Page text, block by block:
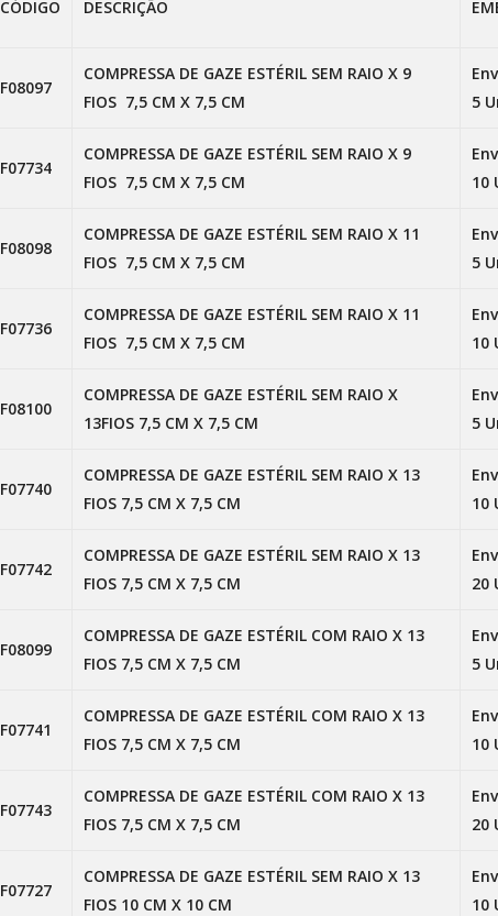
CÓDIGO DESCRIÇÃO
F08097
COMPRESSA DE GAZE ESTÉRIL SEM RAIO X 9
FIOS 7,5 CM X 7,5 CM
5
F07734
COMPRESSA DE GAZE ESTÉRIL SEM RAIO X 9
FIOS 7,5 CM X 7,5 CM
10
F08098
COMPRESSA DE GAZE ESTÉRIL SEM RAIO X 11
FIOS 7,5 CM X 7,5 CM
5
F07736
COMPRESSA DE GAZE ESTÉRIL SEM RAIO X 11
FIOS 7,5 CM X 7,5 CM
10
F08100
COMPRESSA DE GAZE ESTÉRIL SEM RAIO X
13FIOS 7,5 CM X 7,5 CM
5
F07740
COMPRESSA DE GAZE ESTÉRIL SEM RAIO X 13
FIOS 7,5 CM X 7,5 CM
10
F07742
COMPRESSA DE GAZE ESTÉRIL SEM RAIO X 13
FIOS 7,5 CM X 7,5 CM
20
F08099
COMPRESSA DE GAZE ESTÉRIL COM RAIO X 13
FIOS 7,5 CM X 7,5 CM
5
F07741
COMPRESSA DE GAZE ESTÉRIL COM RAIO X 13
FIOS 7,5 CM X 7,5 CM
10
F07743
COMPRESSA DE GAZE ESTÉRIL COM RAIO X 13
FIOS 7,5 CM X 7,5 CM
20
F07727
COMPRESSA DE GAZE ESTÉRIL SEM RAIO X 13
FIOS 10 CM X 10 CM
10